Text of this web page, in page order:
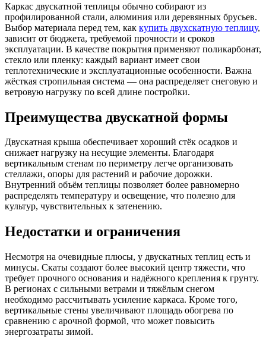
Каркас двускатной теплицы обычно собирают из
профилированной стали, алюминия или деревянных брусьев.
Выбор материала перед тем, как купить двухскатную теплицу,
зависит от бюджета, требуемой прочности и сроков
эксплуатации. В качестве покрытия применяют поликарбонат,
стекло или пленку: каждый вариант имеет свои
теплотехнические и эксплуатационные особенности. Важна
жёсткая стропильная система — она распределяет снеговую и
ветровую нагрузку по всей длине постройки.
Преимущества двускатной формы
Двускатная крыша обеспечивает хороший стёк осадков и
снижает нагрузку на несущие элементы. Благодаря
вертикальным стенам по периметру легче организовать
стеллажи, опоры для растений и рабочие дорожки.
Внутренний объём теплицы позволяет более равномерно
распределять температуру и освещение, что полезно для
культур, чувствительных к затенению.
Недостатки и ограничения
Несмотря на очевидные плюсы, у двускатных теплиц есть и
минусы. Скаты создают более высокий центр тяжести, что
требует прочного основания и надёжного крепления к грунту.
В регионах с сильными ветрами и тяжёлым снегом
необходимо рассчитывать усиление каркаса. Кроме того,
вертикальные стены увеличивают площадь обогрева по
сравнению с арочной формой, что может повысить
энергозатраты зимой.